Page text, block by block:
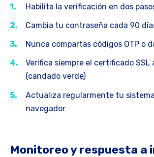
Habilita la verificación en dos
Cambia tu contraseña cada 90
Nunca compartas códigos OTP o
Verifica siempre el certificado SSL
(candado verde)
Actualiza regularmente tu
navegador
Monitoreo y respuesta a